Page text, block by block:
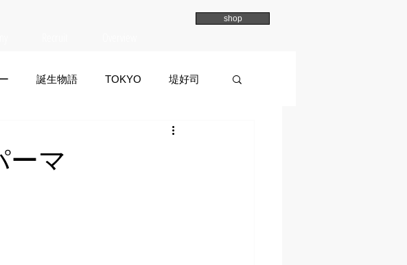
shop
誕生物語 TOKYO 堤好司
イマイマユ
ーマ